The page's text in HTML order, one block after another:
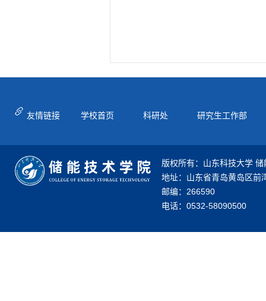
友情链接 学校首页 科研处 研究生工作部
版权所有：山东科技大学
地址：山东省青岛黄岛区前
邮编：266590
电话：0532-58090500